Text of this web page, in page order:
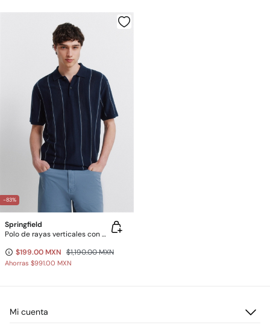
-83%
Springfield
Polo de rayas verticales con estructura
$199.00 MXN $1,190.00 MXN
Ahorras $991.00 MXN
Mi cuenta